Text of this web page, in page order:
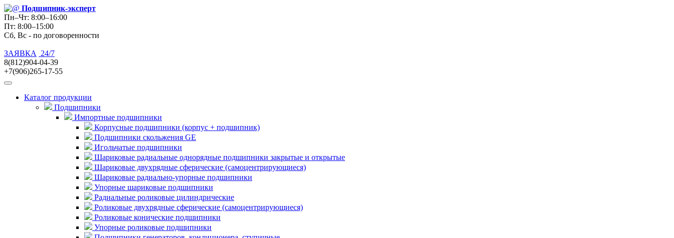
Подшипник-эксперт
Пн–Чт: 8:00–16:00
Пт: 8:00–15:00
Сб, Вс - по договоренности
ЗАЯВКА
24/7
8(812)904-04-39
+7(906)265-17-55
Каталог продукции
Подшипники
Импортные подшипники
Корпусные подшипники (корпус + подшипник)
Подшипники скольжения GE
Игольчатые подшипники
Шариковые радиальные однорядные подшипники закрытые и открытые
Шариковые двухрядные сферические (самоцентрирующиеся)
Шариковые радиально-упорные подшипники
Упорные шариковые подшипники
Радиальные роликовые цилиндрические
Роликовые двухрядные сферические (самоцентрирующиеся)
Роликовые конические подшипники
Упорные роликовые подшипники